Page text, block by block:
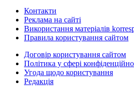
Контакти
Реклама на сайті
Використання матеріалів
Правила користування сайтом
Договір користування сайтом
Політика у сфері
Угода щодо користування
Редакція